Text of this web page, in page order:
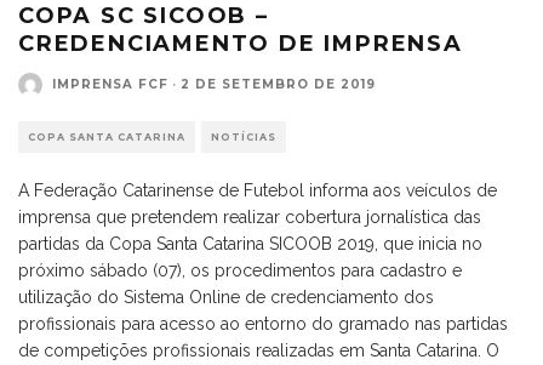
COPA SC SICOOB –
CREDENCIAMENTO DE IMPRENSA
IMPRENSA FCF · 2 DE SETEMBRO DE 2019
COPA SANTA CATARINA NOTÍCIAS
A Federação Catarinense de Futebol informa aos veículos de
imprensa que pretendem realizar cobertura jornalística das
partidas da Copa Santa Catarina SICOOB 2019, que inicia no
próximo sábado (07), os procedimentos para cadastro e
utilização do Sistema Online de credenciamento dos
profissionais para acesso ao entorno do gramado nas partidas
de competições profissionais realizadas em Santa Catarina. O